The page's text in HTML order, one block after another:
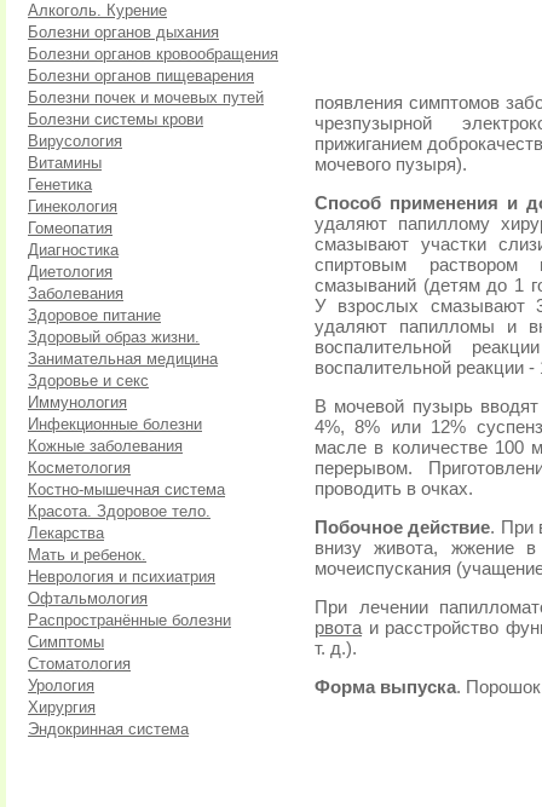
Алкоголь. Курение
Болезни органов дыхания
Болезни органов кровообращения
Болезни органов пищеварения
Болезни почек и мочевых путей
Болезни системы крови
Вирусология
Витамины
Генетика
Гинекология
Гомеопатия
Диагностика
Диетология
Заболевания
Здоровое питание
Здоровый образ жизни.
Занимательная медицина
Здоровье и секс
Иммунология
Инфекционные болезни
Кожные заболевания
Косметология
Костно-мышечная система
Красота. Здоровое тело.
Лекарства
Мать и ребенок.
Неврология и психиатрия
Офтальмология
Распространённые болезни
Симптомы
Стоматология
Урология
Хирургия
Эндокринная система
появления симптомов
чрезпузырной
прижиганием
мочевого пузыря).
Способ применения и
удаляют папиллому
смазывают участки
спиртовым
смазываний (детям до 1
У взрослых смазывают
удаляют папилломы и
воспалительной
воспалительной реакции -
В мочевой пузырь
4%, 8% или 12%
масле в количестве
перерывом.
проводить в очках.
Побочное действие. При
внизу живота, жжение в
мочеиспускания
При лечении
рвота и расстройство
т. д.).
Форма выпуска.